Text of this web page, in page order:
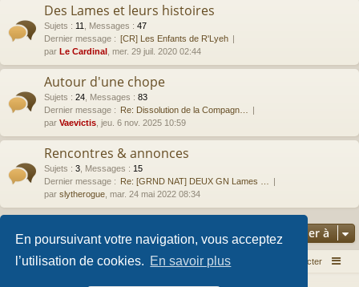
En poursuivant votre navigation, vous acceptez
l’utilisation de cookies. En savoir plus
Des Lames et leurs histoires
Sujets : 11 Messages : 47
Dernier message : [CR] Les Enfants de R'Lyeh
par Le Cardinal , mer. 29 juil. 2020 02:44
Autour d'une chope
Sujets : 24 Messages : 83
Dernier message : Re: Dissolution de la Compagn…
par Vaevictis , jeu. 6 nov. 2025 10:59
Rencontres & annonces
Sujets : 3 Messages : 15
Dernier message : Re: [GRND NAT] DEUX GN Lames …
par slytherogue , mar. 24 mai 2022 08:34
Aller à
Index du forum Nous contacter